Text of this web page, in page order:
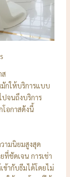
ส
กให้บริการแบบ
ปจนถึงบริการ
โอกาสดังนี้
ามนิยมสูงสุด
ที่ชัดเจน การเช่า
ข้ากับธีมได้โดยไม่